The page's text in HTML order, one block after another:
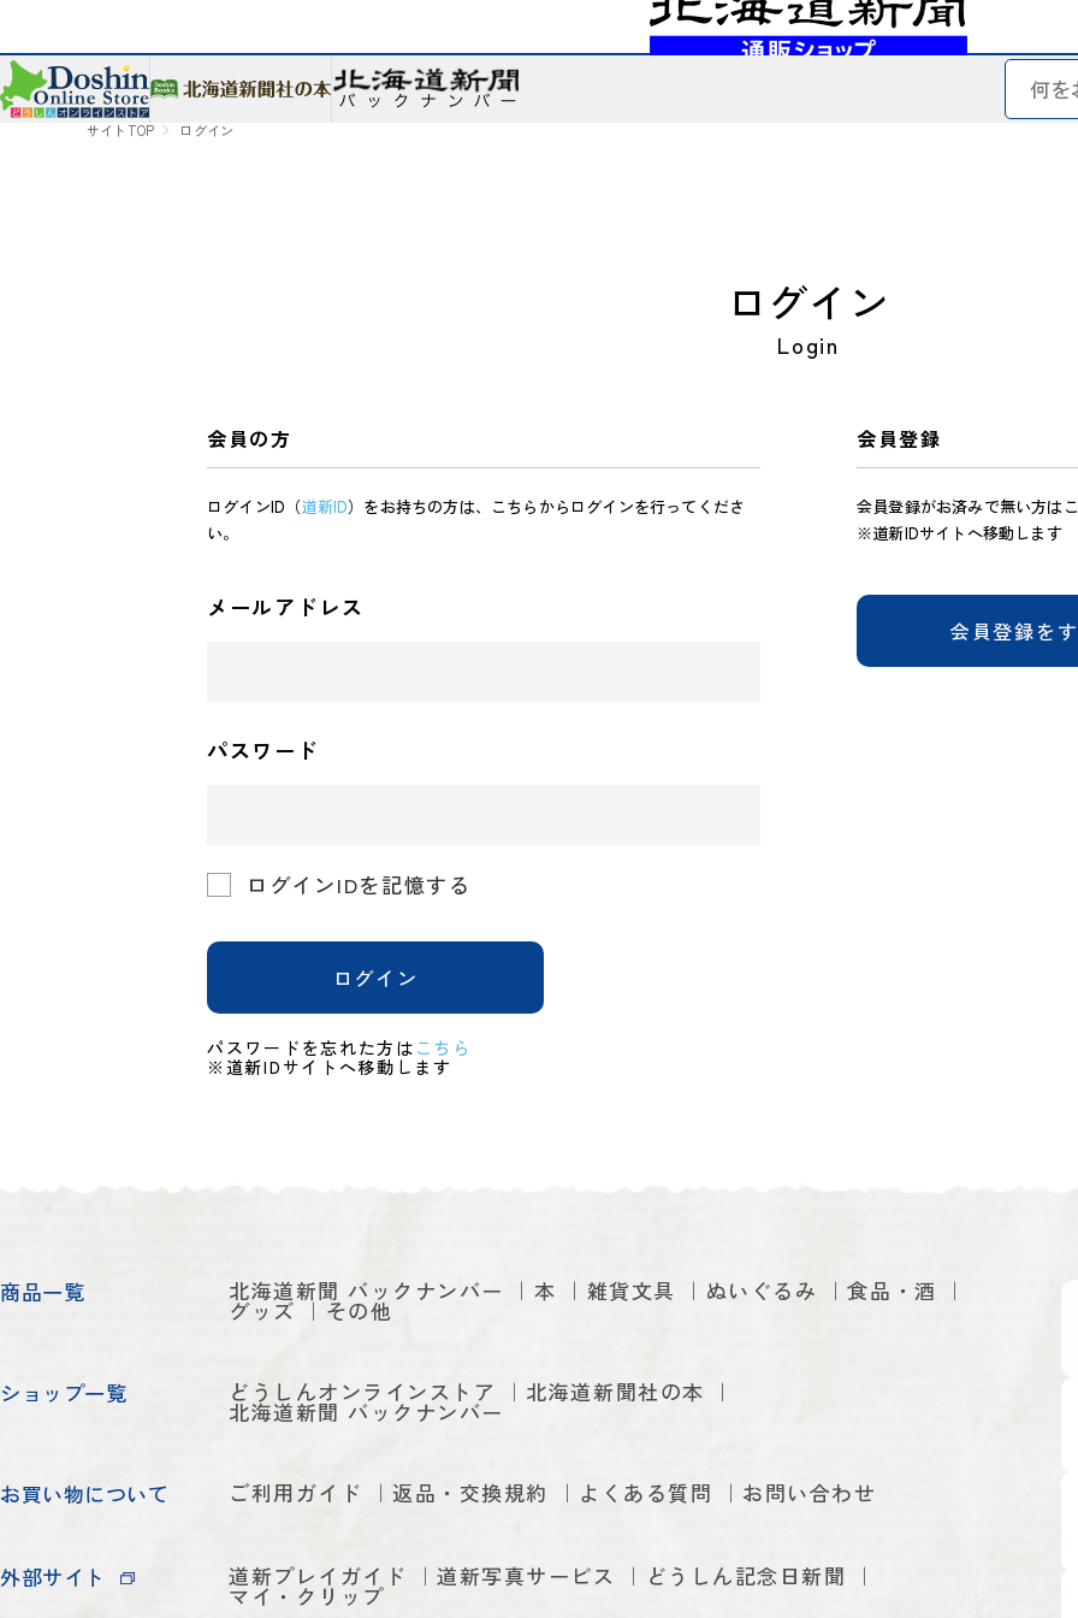
サイトTOP ログイン
ログイン
Login
会員の方
ログインID（道新ID）をお持ちの方は、こちらからログインを行ってくださ
い。
メールアドレス
パスワード
ログインIDを記憶する
ログイン
パスワードを忘れた方は こちら
※道新IDサイトへ移動します
会員登録
会員登録がお済みで無い方は
※道新IDサイトへ移動します
会員登録を
商品一覧 北海道新聞 バックナンバー 本 雑貨文具 ぬいぐるみ 食品・酒
グッズ その他
ショップ一覧 どうしんオンラインストア 北海道新聞社の本
北海道新聞 バックナンバー
お買い物について ご利用ガイド 返品・交換規約 よくある質問 お問い合わせ
外部サイト 道新プレイガイド 道新写真サービス どうしん記念日新聞
マイ・クリップ